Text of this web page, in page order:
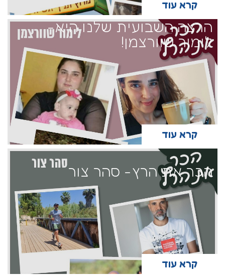
קרא עוד
הרצה השבועית שלנו היא-
לימור שוורצמן!
קרא עוד
הכר את הרץ- סהר צור
קרא עוד